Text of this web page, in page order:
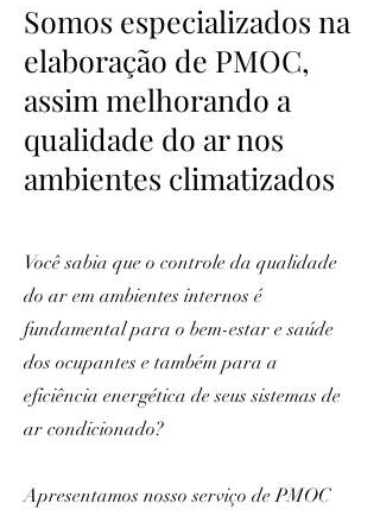
Somos especializados na
elaboração de PMOC,
assim melhorando a
qualidade do ar nos
ambientes climatizados
Você sabia que o controle da qualidade
do ar em ambientes internos é
fundamental para o bem-estar e saúde
dos ocupantes e também para a
eficiência energética de seus sistemas de
ar condicionado?
Apresentamos nosso serviço de PMOC